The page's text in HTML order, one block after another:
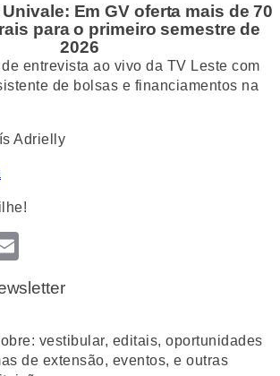
Em GV oferta mais de 70
para o primeiro semestre de
2026
Adrielly
vestibular, editais, oportunidades
de extensão, eventos, e outras